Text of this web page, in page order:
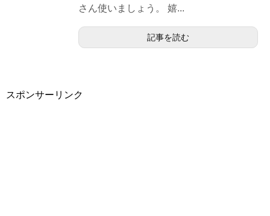
さん使いましょう。 嬉...
記事を読む
スポンサーリンク